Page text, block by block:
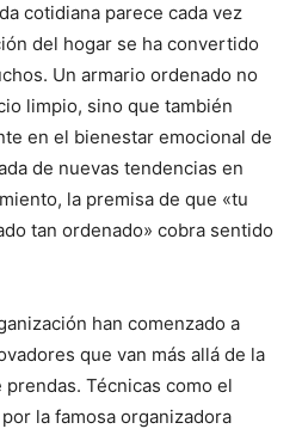
cotidiana parece cada vez
del hogar se ha convertido
Un armario ordenado no
limpio, sino que también
en el bienestar emocional de
de nuevas tendencias en
la premisa de que «tu
tan ordenado» cobra sentido
han comenzado a
que van más allá de la
Técnicas como el
la famosa organizadora